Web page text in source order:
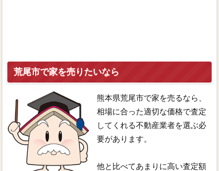
荒尾市で家を売りたいなら
熊本県荒尾市で家を売るなら、
相場に合った適切な価格で査定
してくれる不動産業者を選ぶ必
要があります。
他と比べてあまりに高い査定額